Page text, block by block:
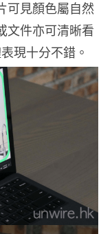
可見顏色屬自然
文件亦可清晰看
現十分不錯。